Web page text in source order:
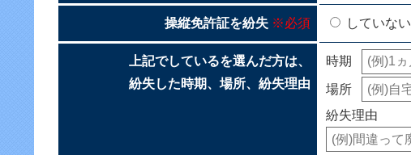
操縦免許証を紛失 ※必須 していない
上記でしているを選んだ方は、
紛失した時期、場所、紛失理由
時期
場所
紛失理由